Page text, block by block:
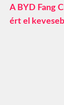
A BYD Fang
ért el